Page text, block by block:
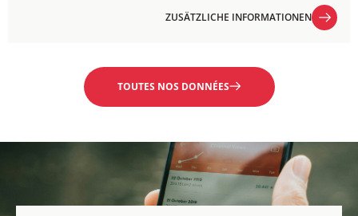
ZUSÄTZLICHE INFORMATIONEN
TOUTES NOS DONNÉES